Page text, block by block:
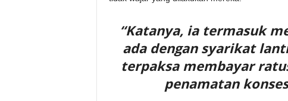
“Katanya, ia termasuk
ada dengan syarikat
terpaksa membayar
penamatan